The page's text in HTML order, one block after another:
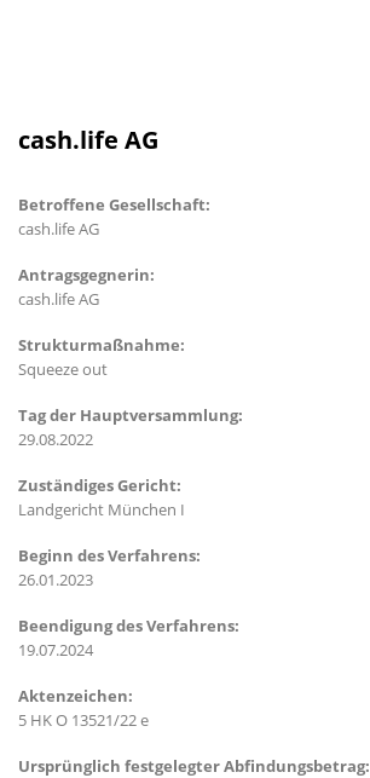
cash.life AG
Betroffene Gesellschaft:
cash.life AG
Antragsgegnerin:
cash.life AG
Strukturmaßnahme:
Squeeze out
Tag der Hauptversammlung:
29.08.2022
Zuständiges Gericht:
Landgericht München I
Beginn des Verfahrens:
26.01.2023
Beendigung des Verfahrens:
19.07.2024
Aktenzeichen:
5 HK O 13521/22 e
Ursprünglich festgelegter Abfindungsbetrag: